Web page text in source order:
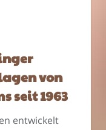
von
seit 1963
entwickelt